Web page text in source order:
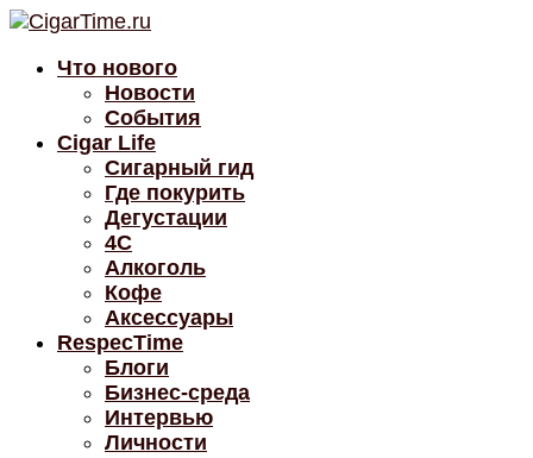
Что нового
Новости
События
Cigar Life
Сигарный гид
Где покурить
Дегустации
4C
Алкоголь
Кофе
Аксессуары
RespecTime
Блоги
Бизнес-среда
Интервью
Личности